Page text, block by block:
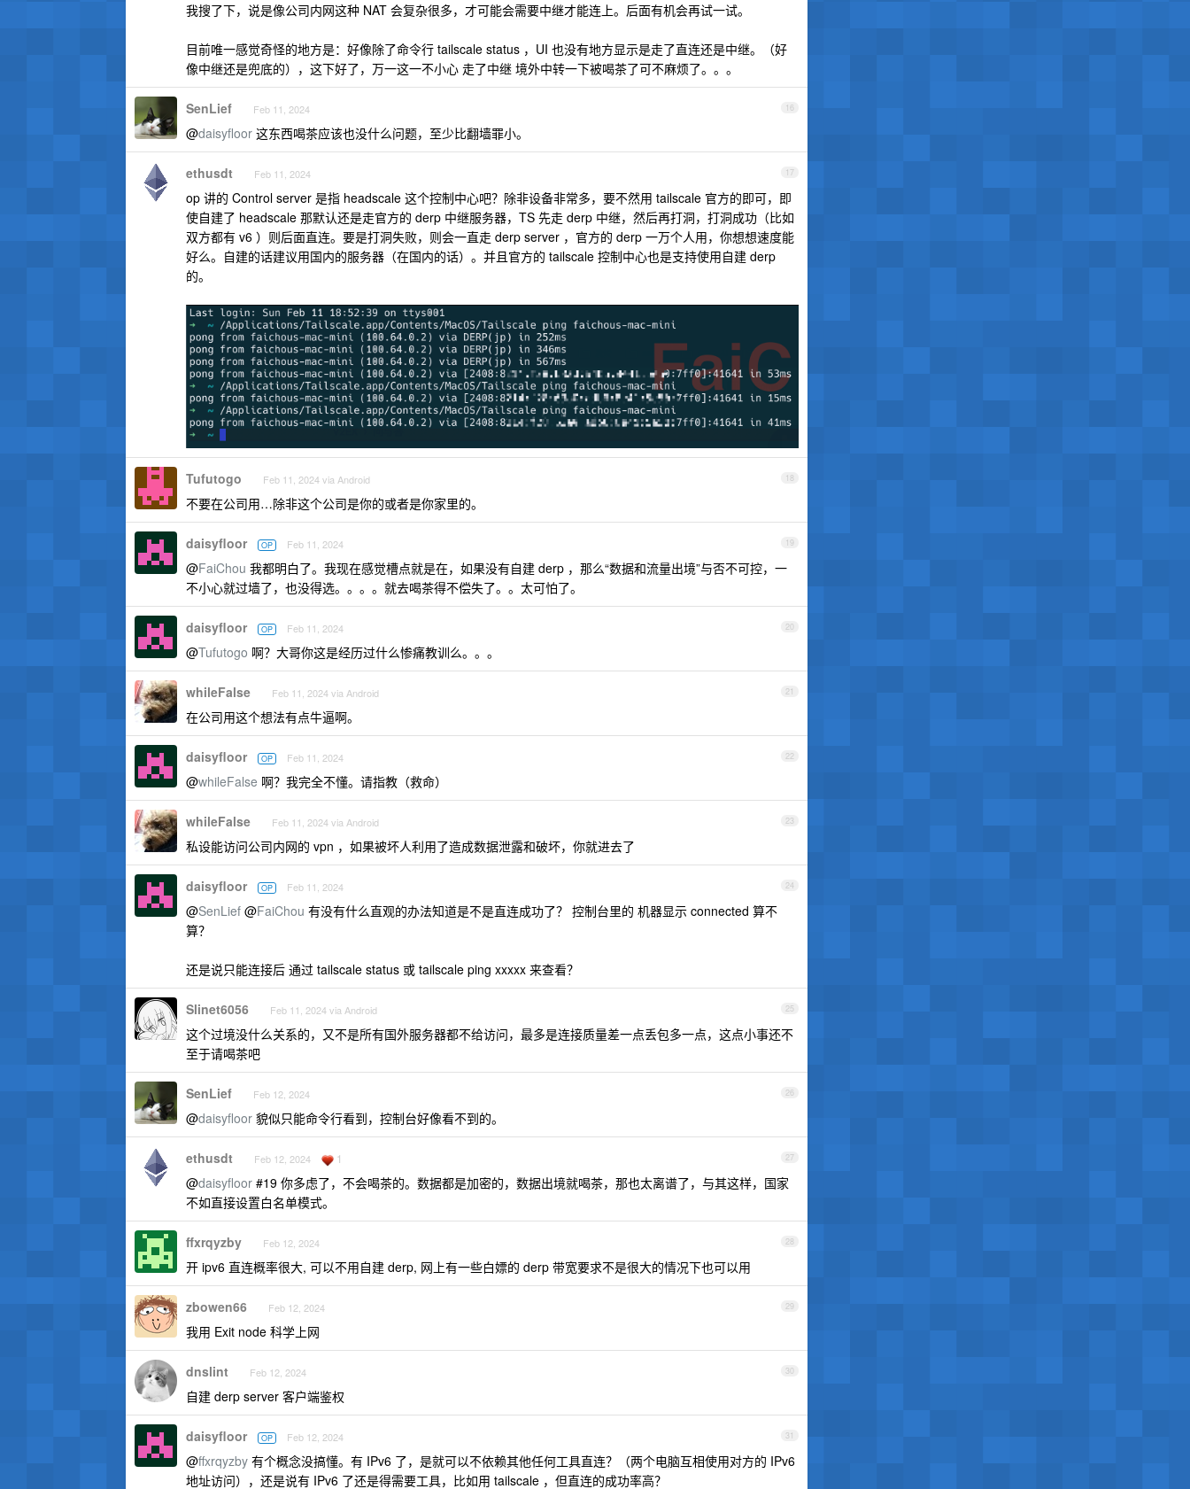
我搜了下，说是像公司内网这种 NAT 会复杂很多，才可能会需要中继才能连上。后面有机会再试一试。
目前唯一感觉奇怪的地方是：好像除了命令行 tailscale status ，UI 也没有地方显示是走了直连还是中继。（好
像中继还是兜底的），这下好了，万一这一不小心 走了中继 境外中转一下被喝茶了可不麻烦了。。。
16
SenLief Feb 11, 2024
@daisyfloor 这东西喝茶应该也没什么问题，至少比翻墙罪小。
17
ethusdt Feb 11, 2024
op 讲的 Control server 是指 headscale 这个控制中心吧？除非设备非常多，要不然用 tailscale 官方的即可，即
使自建了 headscale 那默认还是走官方的 derp 中继服务器，TS 先走 derp 中继，然后再打洞，打洞成功（比如
双方都有 v6 ）则后面直连。要是打洞失败，则会一直走 derp server ，官方的 derp 一万个人用，你想想速度能
好么。自建的话建议用国内的服务器（在国内的话）。并且官方的 tailscale 控制中心也是支持使用自建 derp
的。
18
Tufutogo Feb 11, 2024 via Android
不要在公司用…除非这个公司是你的或者是你家里的。
19
daisyfloor OP Feb 11, 2024
@FaiChou 我都明白了。我现在感觉槽点就是在，如果没有自建 derp ，那么“数据和流量出境”与否不可控，一
不小心就过墙了，也没得选。。。。就去喝茶得不偿失了。。太可怕了。
20
daisyfloor OP Feb 11, 2024
@Tufutogo 啊？大哥你这是经历过什么惨痛教训么。。。
21
whileFalse Feb 11, 2024 via Android
在公司用这个想法有点牛逼啊。
22
daisyfloor OP Feb 11, 2024
@whileFalse 啊？我完全不懂。请指教（救命）
23
whileFalse Feb 11, 2024 via Android
私设能访问公司内网的 vpn ，如果被坏人利用了造成数据泄露和破坏，你就进去了
24
daisyfloor OP Feb 11, 2024
@SenLief @FaiChou 有没有什么直观的办法知道是不是直连成功了？ 控制台里的 机器显示 connected 算不
算？
还是说只能连接后 通过 tailscale status 或 tailscale ping xxxxx 来查看？
25
Slinet6056 Feb 11, 2024 via Android
这个过境没什么关系的，又不是所有国外服务器都不给访问，最多是连接质量差一点丢包多一点，这点小事还不
至于请喝茶吧
26
SenLief Feb 12, 2024
@daisyfloor 貌似只能命令行看到，控制台好像看不到的。
27
ethusdt Feb 12, 2024 1
@daisyfloor #19 你多虑了，不会喝茶的。数据都是加密的，数据出境就喝茶，那也太离谱了，与其这样，国家
不如直接设置白名单模式。
28
ffxrqyzby Feb 12, 2024
开 ipv6 直连概率很大, 可以不用自建 derp, 网上有一些白嫖的 derp 带宽要求不是很大的情况下也可以用
29
zbowen66 Feb 12, 2024
我用 Exit node 科学上网
30
dnslint Feb 12, 2024
自建 derp server 客户端鉴权
31
daisyfloor OP Feb 12, 2024
@ffxrqyzby 有个概念没搞懂。有 IPv6 了，是就可以不依赖其他任何工具直连？（两个电脑互相使用对方的 IPv6
地址访问），还是说有 IPv6 了还是得需要工具，比如用 tailscale ，但直连的成功率高？